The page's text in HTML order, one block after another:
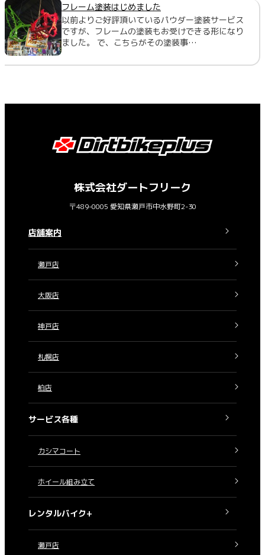
フレーム塗装はじめました
以前よりご好評頂いているパウダー塗装サービス
ですが、フレームの塗装もお受けできる形になり
ました。 で、こちらがその塗装事…
株式会社ダートフリーク
〒489-0005 愛知県瀬戸市中水野町2-30
店舗案内
瀬戸店
大阪店
神戸店
札幌店
柏店
サービス各種
カシマコート
ホイール組み立て
レンタルバイク+
瀬戸店